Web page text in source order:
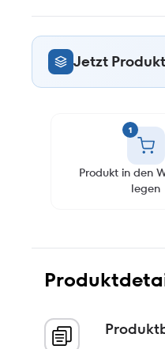
Jetzt
1
Produkt in den
legen